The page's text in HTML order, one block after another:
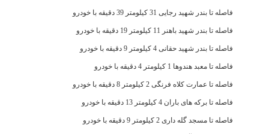
فاصله تا بندر شهید رجایی 31 کیلومتر 39 دقیقه با خودرو
فاصله تا بندر شهید باهنر 11 کیلومتر 19 دقیقه با خودرو
فاصله تا بندر شهید حقانی 4 کیلومتر 9 دقیقه با خودرو
فاصله تا معبد هندوها 1 کیلومتر 4 دقیقه با خودرو
فاصله تا عمارت کلاه فرنگی 2 کیلومتر 8 دقیقه با خودرو
فاصله تا برکه های باران 4 کیلومتر 13 دقیقه با خودرو
فاصله تا مسجد گله داری 2 کیلومتر 9 دقیقه با خودرو